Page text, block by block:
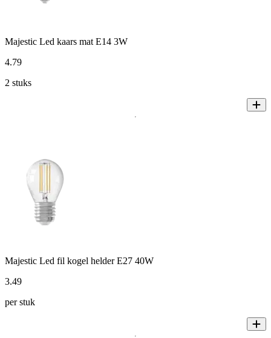
Majestic Led kaars mat E14 3W
4.79
2 stuks
Majestic Led fil kogel helder E27 40W
3.49
per stuk